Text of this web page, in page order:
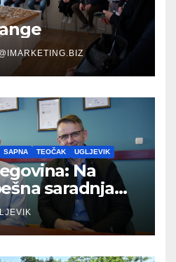
SAPNA TEOČAK UGLJEVIK
Na
saradnja
dva entiteta